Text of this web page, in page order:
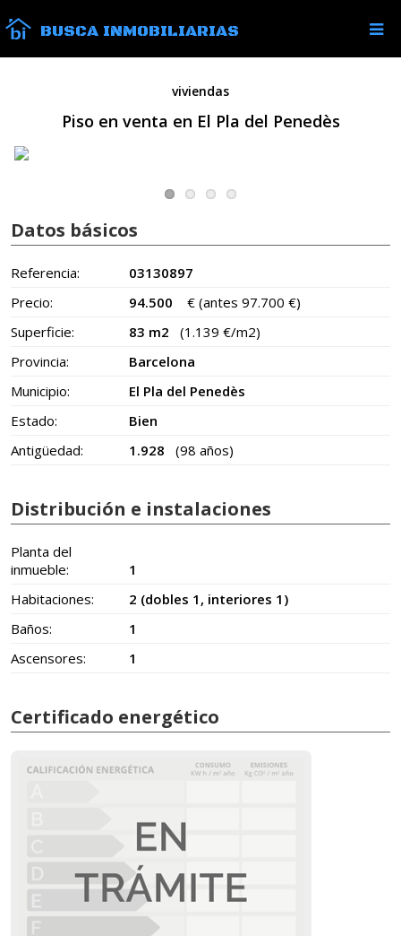
BUSCA INMOBILIARIAS
viviendas
Piso en venta en El Pla del Penedès
Datos básicos
Referencia:
03130897
Precio:
94.500 € (antes 97.700 €)
Superficie:
83 m2
(1.139 €/m2)
Provincia:
Barcelona
Municipio:
El Pla del Penedès
Estado:
Bien
Antigüedad:
1.928 (98 años)
Distribución e instalaciones
Planta del
inmueble:
1
Habitaciones:
2 (dobles 1, interiores 1)
Baños:
1
Ascensores:
1
Certificado energético